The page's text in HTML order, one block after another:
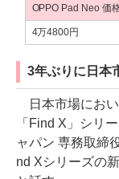
OPPO Pad Neo 価
4万4800円
3年ぶりに日本
日本市場におい
「Find X」シリ
ャパン 専務取締
nd Xシリーズの